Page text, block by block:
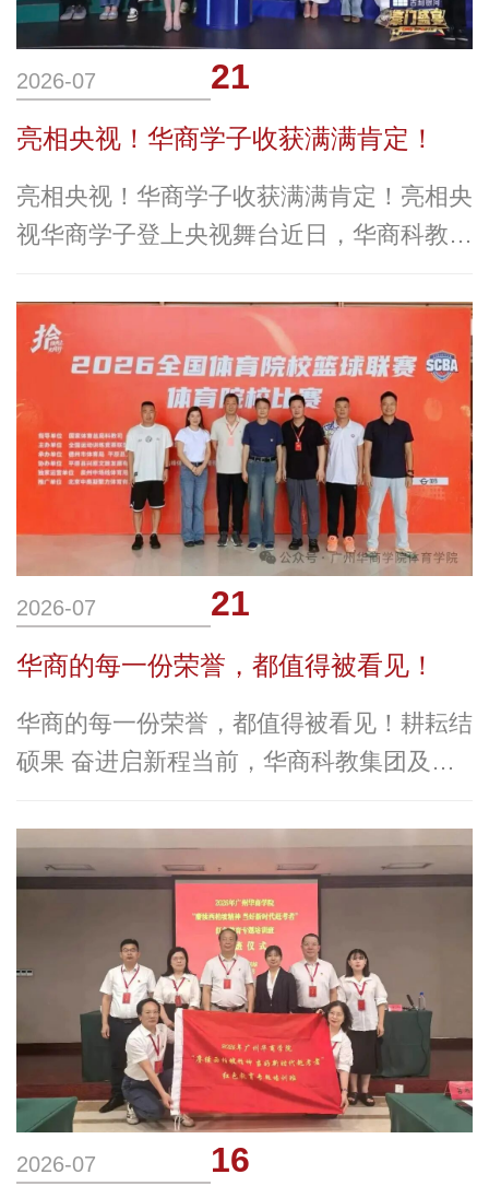
2026-07 21
亮相央视！华商学子收获满满肯定！
亮相央视！华商学子收获满满肯定！亮相央
视华商学子登上央视舞台近日，华商科教集
子受邀走进中央广播电视总台演播大厅，全
程参与CCTV-5赛事特别节目《豪门盛宴》
直播录制。同学们以观摩嘉宾、互动参与者
2026-07 21
华商的每一份荣誉，都值得被看见！
华商的每一份荣誉，都值得被看见！耕耘结
硕果 奋进启新程当前，华商科教集团及旗
展的关键时期。全体华商师生充分发扬奋进
精神，在各类评比与学科竞赛中摘得累累硕
果，用硬核实力彰显华商人才培养成效。单
2026-07 16